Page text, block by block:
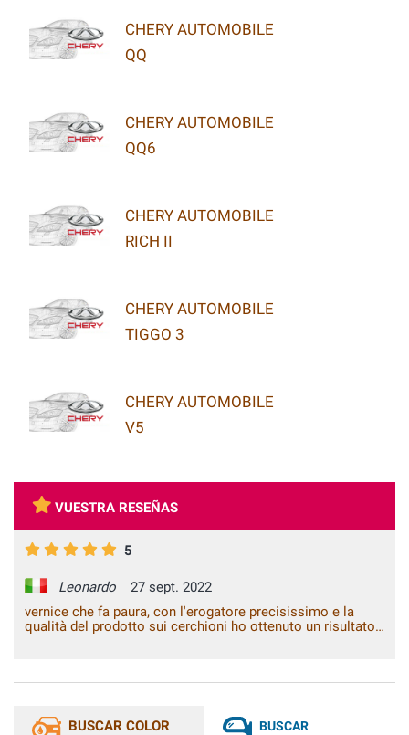
CHERY AUTOMOBILE
QQ
CHERY AUTOMOBILE
QQ6
CHERY AUTOMOBILE
RICH II
CHERY AUTOMOBILE
TIGGO 3
CHERY AUTOMOBILE
V5
VUESTRA RESEÑAS
5
Leonardo
27 sept. 2022
vernice che fa paura, con l'erogatore precisissimo e la
qualità del prodotto sui cerchioni ho ottenuto un risultato
BUSCAR COLOR
BUSCAR